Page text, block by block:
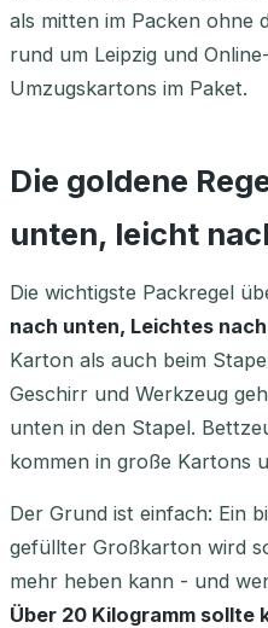
als mitten im Packen ohne
rund um Leipzig und
Umzugskartons im Paket.
Die goldene
unten, leicht
Die wichtigste Packregel
nach unten, Leichtes
Karton als auch beim
Geschirr und Werkzeug
unten in den Stapel.
kommen in große Kartons
Der Grund ist einfach: Ein
gefüllter Großkarton wird
mehr heben kann - und
Über 20 Kilogramm sollte